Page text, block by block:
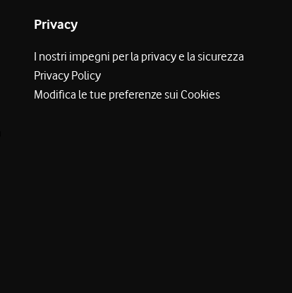
Privacy
I nostri impegni per la privacy e la sicurezza
Privacy Policy
Modifica le tue preferenze sui Cookies